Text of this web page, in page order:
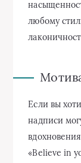
любому
Если вы
надписи
«Believe in